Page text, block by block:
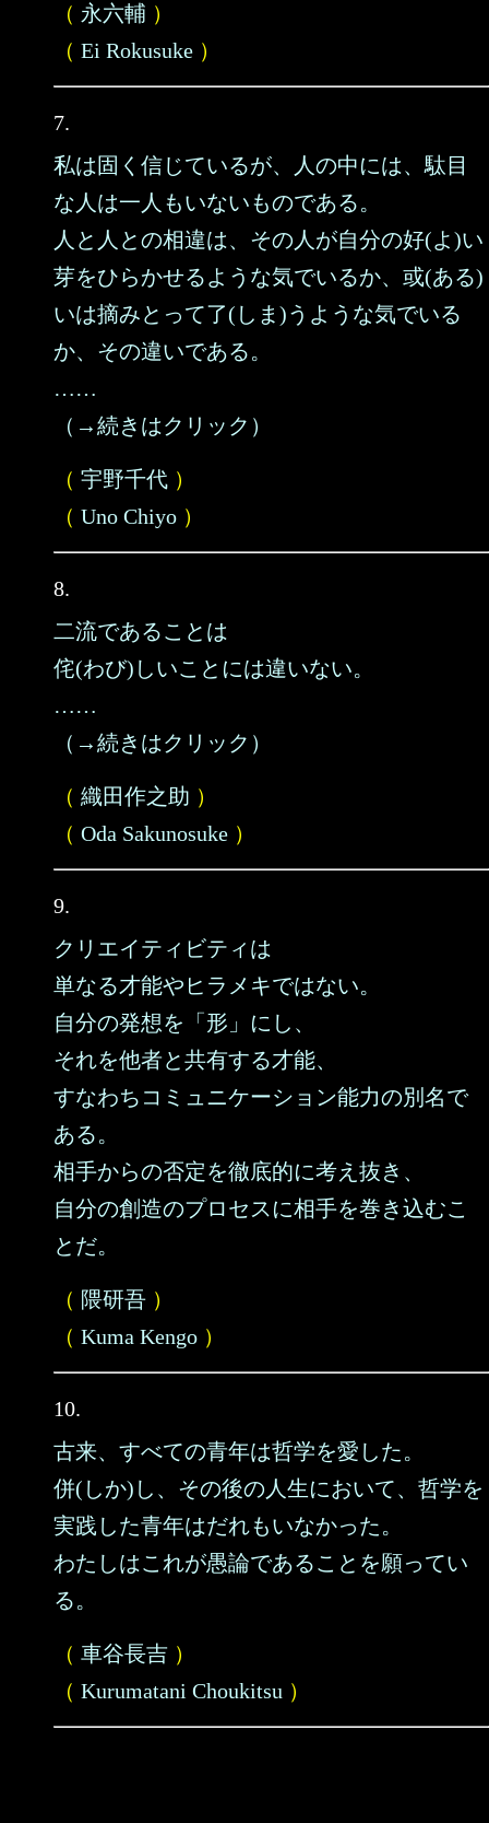
（ 永六輔 ）
（ Ei Rokusuke ）
7.
私は固く信じているが、人の中には、駄目
な人は一人もいないものである。
人と人との相違は、その人が自分の好(よ)い
芽をひらかせるような気でいるか、或(ある)
いは摘みとって了(しま)うような気でいる
か、その違いである。
……
（→続きはクリック）
（ 宇野千代 ）
（ Uno Chiyo ）
8.
二流であることは
侘(わび)しいことには違いない。
……
（→続きはクリック）
（ 織田作之助 ）
（ Oda Sakunosuke ）
9.
クリエイティビティは
単なる才能やヒラメキではない。
自分の発想を「形」にし、
それを他者と共有する才能、
すなわちコミュニケーション能力の別名で
ある。
相手からの否定を徹底的に考え抜き、
自分の創造のプロセスに相手を巻き込むこ
とだ。
（ 隈研吾 ）
（ Kuma Kengo ）
10.
古来、すべての青年は哲学を愛した。
併(しか)し、その後の人生において、哲学を
実践した青年はだれもいなかった。
わたしはこれが愚論であることを願ってい
る。
（ 車谷長吉 ）
（ Kurumatani Choukitsu ）